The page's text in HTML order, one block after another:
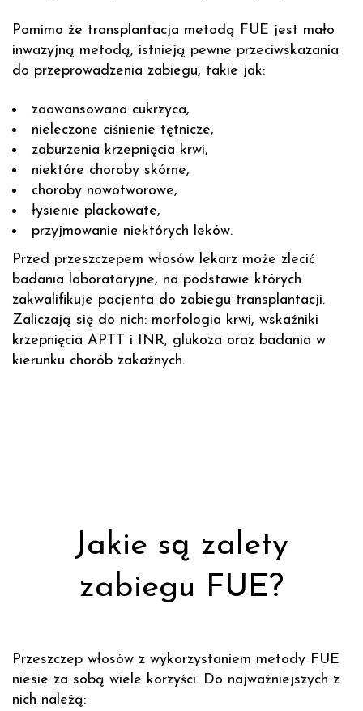
Pomimo że transplantacja metodą FUE jest mało
inwazyjną metodą, istnieją pewne przeciwskazania
do przeprowadzenia zabiegu, takie jak:
zaawansowana cukrzyca,
nieleczone ciśnienie tętnicze,
zaburzenia krzepnięcia krwi,
niektóre choroby skórne,
choroby nowotworowe,
łysienie plackowate,
przyjmowanie niektórych leków.
Przed przeszczepem włosów lekarz może zlecić
badania laboratoryjne, na podstawie których
zakwalifikuje pacjenta do zabiegu transplantacji.
Zaliczają się do nich: morfologia krwi, wskaźniki
krzepnięcia APTT i INR, glukoza oraz badania w
kierunku chorób zakaźnych.
Jakie są zalety
zabiegu FUE?
Przeszczep włosów z wykorzystaniem metody FUE
niesie za sobą wiele korzyści. Do najważniejszych z
nich należą: